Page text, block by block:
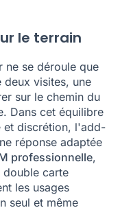
le terrain
ne se déroule que
deux visites, une
sur le chemin du
Dans cet équilibre
et discrétion, l'add-
réponse adaptée
professionnelle,
double carte
les usages
seul et même